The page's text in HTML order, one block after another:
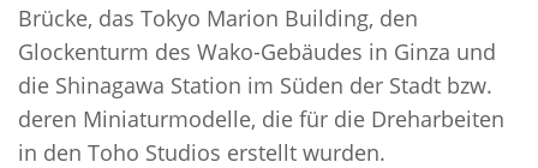
Brücke, das Tokyo Marion Building, den
Glockenturm des Wako-Gebäudes in Ginza und
die Shinagawa Station im Süden der Stadt bzw.
deren Miniaturmodelle, die für die Dreharbeiten
in den Toho Studios erstellt wurden.